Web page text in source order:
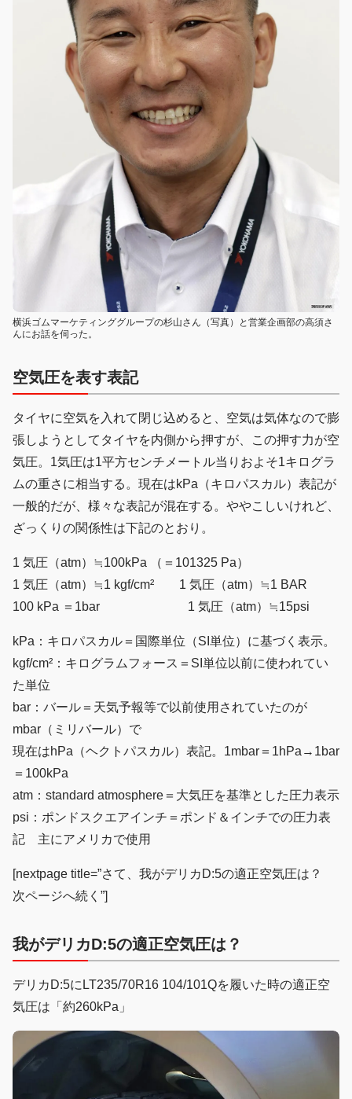
横浜ゴムマーケティンググループの杉山さん（写真）と営業企画部の高須さ
んにお話を伺った。
空気圧を表す表記
タイヤに空気を入れて閉じ込めると、空気は気体なので膨
張しようとしてタイヤを内側から押すが、この押す力が空
気圧。1気圧は1平方センチメートル当りおよそ1キログラ
ムの重さに相当する。現在はkPa（キロパスカル）表記が
一般的だが、様々な表記が混在する。ややこしいけれど、
ざっくりの関係性は下記のとおり。
1 気圧（atm）≒100kPa （＝101325 Pa）
1 気圧（atm）≒1 kgf/cm² 1 気圧（atm）≒1 BAR
100 kPa ＝1bar 1 気圧（atm）≒15psi
kPa：キロパスカル＝国際単位（SI単位）に基づく表示。
kgf/cm²：キログラムフォース＝SI単位以前に使われてい
た単位
bar：バール＝天気予報等で以前使用されていたのが
mbar（ミリバール）で
現在はhPa（ヘクトパスカル）表記。1mbar＝1hPa→1bar
＝100kPa
atm：standard atmosphere＝大気圧を基準とした圧力表示
psi：ポンドスクエアインチ＝ポンド＆インチでの圧力表
記 主にアメリカで使用
[nextpage title=”さて、我がデリカD:5の適正空気圧は？
次ページへ続く”]
我がデリカD:5の適正空気圧は？
デリカD:5にLT235/70R16 104/101Qを履いた時の適正空
気圧は「約260kPa」